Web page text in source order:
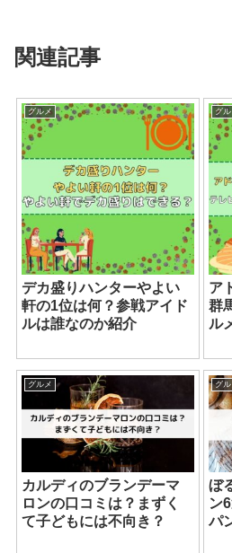
関連記事
グルメ
デカ盛りハンターやよい
軒の1位は何？参戦アイド
ルは誰なのか紹介
グ
ア
群
ル
グルメ
カルディのブランデーマ
ロンの口コミは？まずく
て子どもには不向き？
グル
ぼ
ン
パ